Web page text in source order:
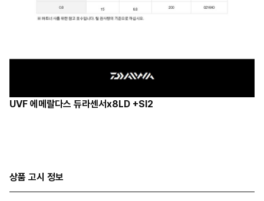
UVF 에메랄다스 듀라센서x8LD +SI2
상품 고시 정보